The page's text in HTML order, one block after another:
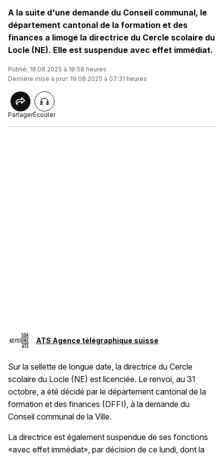
A la suite d'une demande du Conseil communal, le
département cantonal de la formation et des
finances a limogé la directrice du Cercle scolaire du
Locle (NE). Elle est suspendue avec effet immédiat.
Publié: 18.08.2025 à 18:58 heures
Dernière mise à jour: 19.08.2025 à 07:31 heures
PartagerÉcouter
ATS Agence télégraphique suisse
Sur la sellette de longue date, la directrice du Cercle
scolaire du Locle (NE) est licenciée. Le renvoi, au 31
octobre, a été décidé par le département cantonal de la
formation et des finances (DFFI), à la demande du
Conseil communal de la Ville.
La directrice est également suspendue de ses fonctions
«avec effet immédiat», par décision de ce lundi, dont la